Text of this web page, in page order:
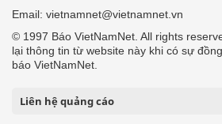
Email: vietnamnet@vietnamnet.vn
© 1997 Báo VietNamNet. All rights
lại thông tin từ website này khi có sự
báo VietNamNet.
Liên hệ quảng cáo